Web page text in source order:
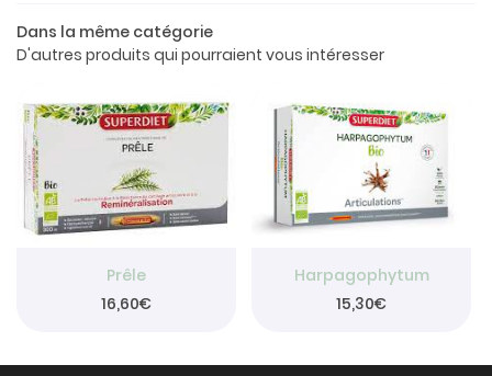
produits
Avis
Contact
Restez
Rejoignez-
Dans la même catégorie
D'autres produits qui pourraient vous intéresser
Prêle
16,60€
Harpagophytum
15,30€